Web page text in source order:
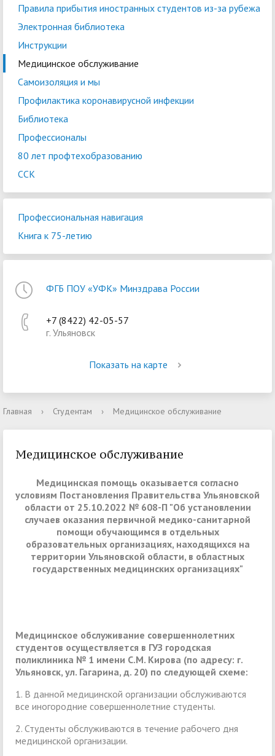
Правила прибытия иностранных студентов из-за рубежа
Электронная библиотека
Инструкции
Медицинское обслуживание
Самоизоляция и мы
Профилактика коронавирусной инфекции
Библиотека
Профессионалы
80 лет профтехобразованию
ССК
Профессиональная навигация
Книга к 75-летию
ФГБ ПОУ «УФК» Минздрава России
+7 (8422) 42-05-57
г. Ульяновск
Показать на карте
Главная › Студентам › Медицинское обслуживание
Медицинское обслуживание
Медицинская помощь оказывается согласно
условиям Постановления Правительства Ульяновской
области от 25.10.2022 № 608-П "Об установлении
случаев оказания первичной медико-санитарной
помощи обучающимся в отдельных
образовательных организациях, находящихся на
территории Ульяновской области, в областных
государственных медицинских организациях"
Медицинское обслуживание совершеннолетних
студентов осуществляется в ГУЗ городская
поликлиника № 1 имени С.М. Кирова (по адресу: г.
Ульяновск, ул. Гагарина, д. 20) по следующей схеме:
1. В данной медицинской организации обслуживаются
все иногородние совершеннолетние студенты.
2. Студенты обслуживаются в течение рабочего дня
медицинской организации.